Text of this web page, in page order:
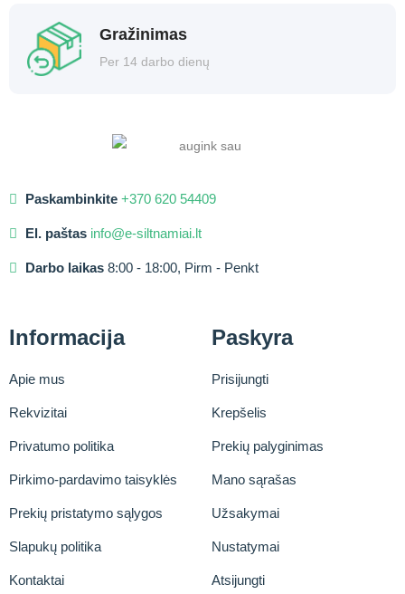
Gražinimas
Per 14 darbo dienų
Paskambinkite +370 620 54409
El. paštas info@e-siltnamiai.lt
Darbo laikas 8:00 - 18:00, Pirm - Penkt
Informacija
Apie mus
Rekvizitai
Privatumo politika
Pirkimo-pardavimo taisyklės
Prekių pristatymo sąlygos
Slapukų politika
Kontaktai
Paskyra
Prisijungti
Krepšelis
Prekių palyginimas
Mano sąrašas
Užsakymai
Nustatymai
Atsijungti